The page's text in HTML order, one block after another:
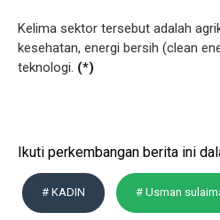
Kelima sektor tersebut adalah
kesehatan, energi bersih (clean
teknologi. (*)
Ikuti perkembangan berita ini
# KADIN # Usman